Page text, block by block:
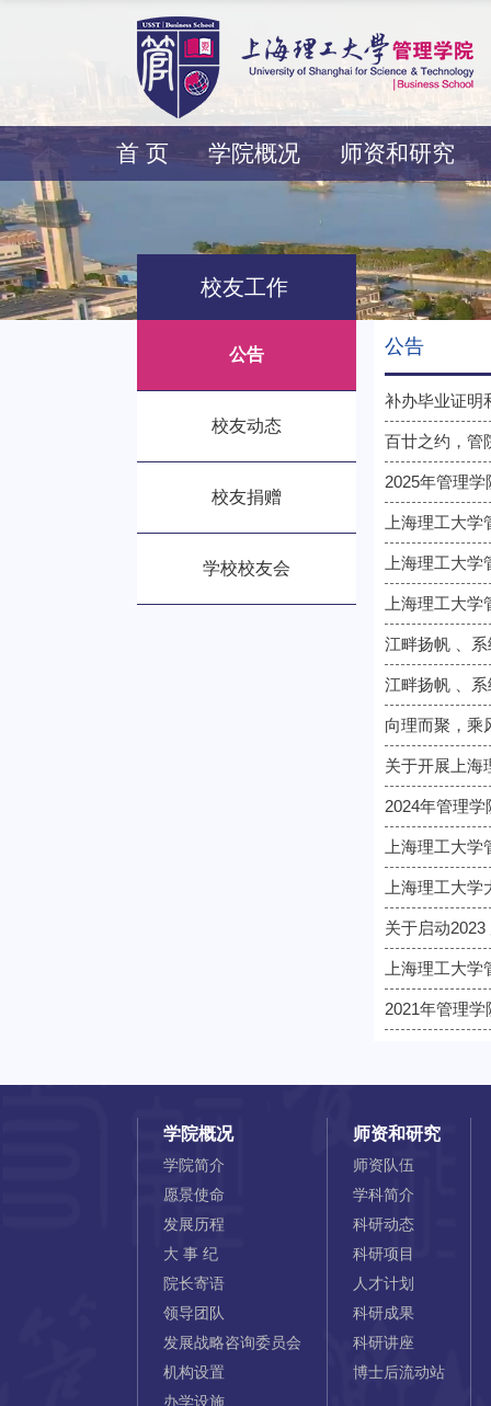
首 页 学院概况 师资和研究
校友工作
公告
校友动态
校友捐赠
学校校友会
公告
补办毕业证明
百廿之约，
2025年管理
上海理工大
上海理工大
上海理工大
江畔扬帆 、
江畔扬帆 、
向理而聚，乘
关于开展上海
2024年管理
上海理工大
上海理工大
关于启动2023
上海理工大
2021年管理学
学院概况
学院简介
愿景使命
发展历程
大 事 纪
院长寄语
领导团队
发展战略咨询委员会
机构设置
办学设施
师资和研究
师资队伍
学科简介
科研动态
科研项目
人才计划
科研成果
科研讲座
博士后流动站